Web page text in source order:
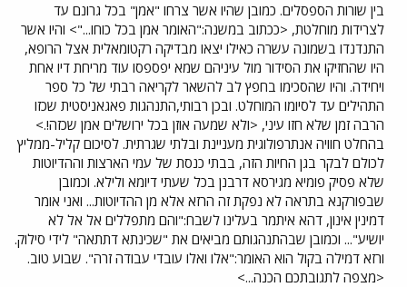
בין שורות הספסלים. כמובן שהיו אשר צרחו "אמן" בכל גרונם עד
לצרידות מוחלטת, <ככתוב במשנה:"האומר אמן בכל כוחו..."> והיו אשר
התנדנדו בשמונה עשרה כאילו יצאו מבדיקה רקטומאלית אצל הרופא,
היו שהחזיקו את הסידור מול עיניהם שמא יפספסו עוד מריחת דיו אחת
ויחידה. והיו שהסכימו בחפץ לב להשאר לקריאה רבתי של כל ספר
התהילים עד לסיומו המוחלט. ובכן רבותי,התנהגות פאגאניסטית שכזו
הרבה זמן שלא חזו עיני, <ולא שמעה אוזן בכל ירושלים אמן שכזה!.>
בהחלט חוויה אנתרפולוגית מעניינת ובלתי שגרתית. לסיכום קליל-ממליץ
לכולם לבקר בגן החיות הזה, בבתי כנסת של עמי הארצות וההדיוטות
שלא פסיק פומיא מגירסא דרבנן בכל שעתי דיומא ולילא. וכמובן
שבפורקנא בתראה לא נפקת זה הרזא אלא מן ההדיוטות... ואני אומר
דמינין אינון, דהא איתמר בעלינו לשבח:"והם מתפללים אל אל לא
יושיע"... וכמובן שבהתנהגותם מביאים את "שכינתא דתתאה" לידי סילוק.
ורזא דמילה בקול הוא האומר:"אלו ואלו עובדי עבודה זרה". שבוע טוב.
<מצפה לתגובתכם הכנה...>